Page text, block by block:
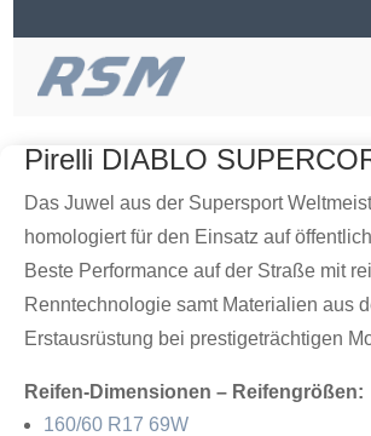
Pirelli DIABLO
Das Juwel aus der Supersport
homologiert für den Einsatz auf
Beste Performance auf der Straße mit
Renntechnologie samt Materialien aus
Erstausrüstung bei prestigeträchtigen
Reifen-Dimensionen – Reifengrößen:
160/60 R17 69W